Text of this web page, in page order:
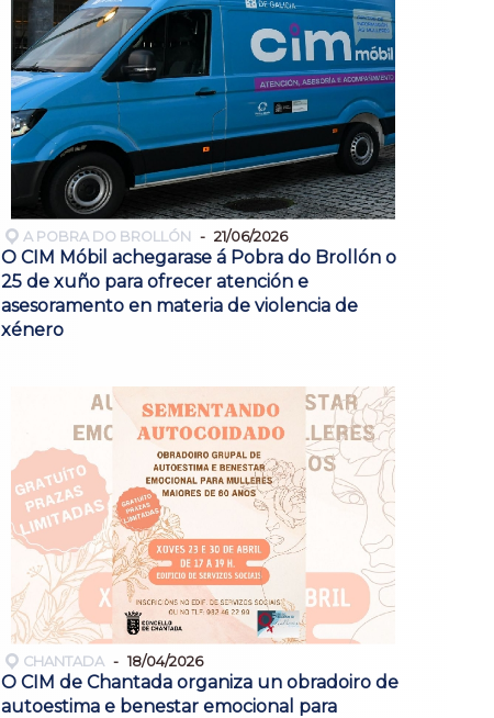
A POBRA DO BROLLÓN 21/06/2026
O CIM Móbil achegarase á Pobra do Brollón o
25 de xuño para ofrecer atención e
asesoramento en materia de violencia de
xénero
CHANTADA 18/04/2026
O CIM de Chantada organiza un obradoiro de
autoestima e benestar emocional para